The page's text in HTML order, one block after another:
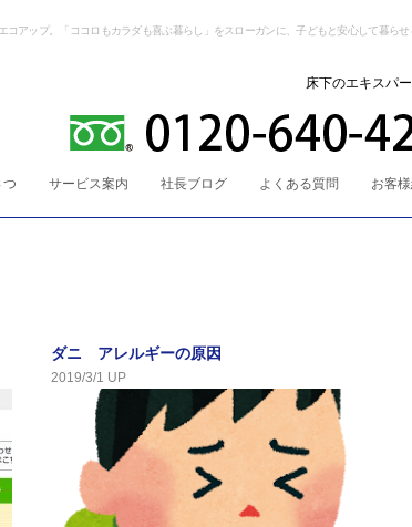
アップ。「ココロもカラダも喜ぶ暮らし」をスローガンに、子どもと安心して暮ら
床下のエキスパー
つ サービス案内 社長ブログ よくある質問 お客
ダニ アレルギーの原因
2019/3/1 UP